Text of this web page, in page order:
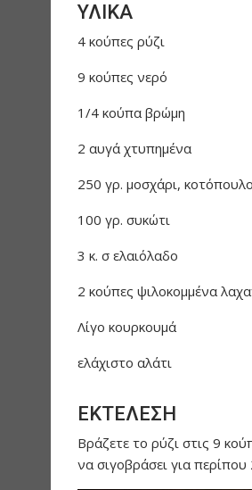
ΥΛΙΚΑ
4 κούπες ρύζι
9 κούπες νερό
1/4 κούπα βρώμη
2 αυγά χτυπημένα
250 γρ. μοσχάρι,
100 γρ. συκώτι
3 κ. σ ελαιόλαδο
2 κούπες ψιλοκομμένα
Λίγο κουρκουμά
ελάχιστο αλάτι
ΕΚΤΕΛΕΣΗ
Βράζετε το ρύζι στις 9
να σιγοβράσει για